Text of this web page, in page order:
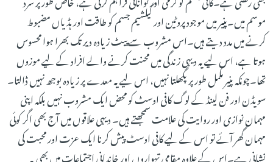
موسم میں۔پنیر میں موجود پروٹین اور کیلشیم جسم کو طاقت اور ہڈیاں مضبوط
کرنے میں مدد دیتے ہیں۔اس مشروب سے پیٹ زیادہ دیر تک بھرا ہوا محسوس
ہوتا ہے، اس لیے یہ دیہی زندگی میں محنت کرنے والے افراد کے لیے موزوں
تھا۔چونکہ پنیر مکمل طور پر پگھلتا نہیں، اس لیے یہ معدے پر زیادہ بوجھ نہیں ڈالتا۔
سویڈن اور فن لینڈ کے لوگ کافی اوسٹ کو محض ایک مشروب نہیں بلکہ اپنی
مہمان نوازی اور روایت کی علامت سمجھتے ہیں۔ دیہی علاقوں میں آج بھی اگر کوئی
مہمان گھر آئے تو اس کے لیے کافی اوسٹ پیش کرنا ایک عزت اور محبت کی
نشانی ہے۔اس کے علاوہ مقامی تہواروں اور خاندانی اجتماعات میں بھی یہ